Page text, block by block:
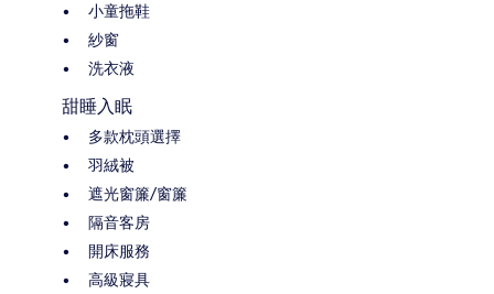
小童拖鞋
紗窗
洗衣液
甜睡入眠
多款枕頭選擇
羽絨被
遮光窗簾/窗簾
隔音客房
開床服務
高級寢具